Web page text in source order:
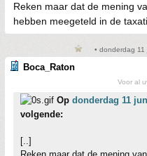
Reken maar dat de mening
hebben meegeteld in de
• donderdag
Boca_Raton
Voor al
Op donderdag 11
volgende:
[..]